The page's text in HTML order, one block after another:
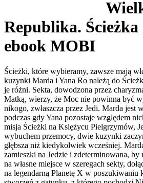
Republika. Ścieżka
ebook MOBI
Ścieżki, które wybieramy, zawsze mają
kuzynki Marda i Yana Ro należą do
je różni. Sekta, dowodzona przez
Matką, wierzy, że Moc nie powinna być
nikogo, zwłaszcza przez Jedi. Marda jest
podczas gdy Yana pozostaje względem
misja Ścieżki na Księżycu Pielgrzymów,
wybuchem przemocy, dwie kuzynki
głębsza niż kiedykolwiek wcześniej.
zamieszki na Jedzie i zdeterminowana, by
na własne miejsce w szeregach sekty,
na legendarną Planetę X w poszukiwaniu